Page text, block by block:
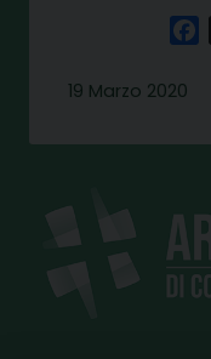
19 Marzo 2020